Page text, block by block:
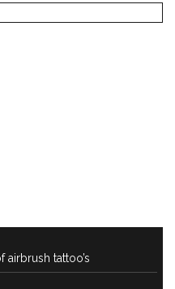
airbrush tattoo’s